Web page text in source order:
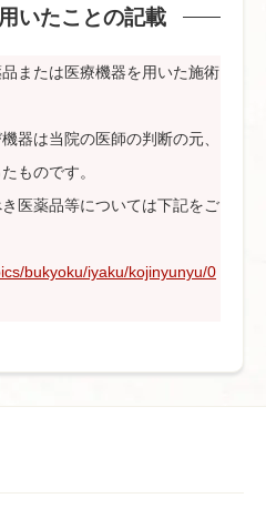
いたことの記載
または医療機器を用いた施術
器は当院の医師の判断の元、
ものです。
医薬品等については下記をご
bukyoku/iyaku/kojinyunyu/0